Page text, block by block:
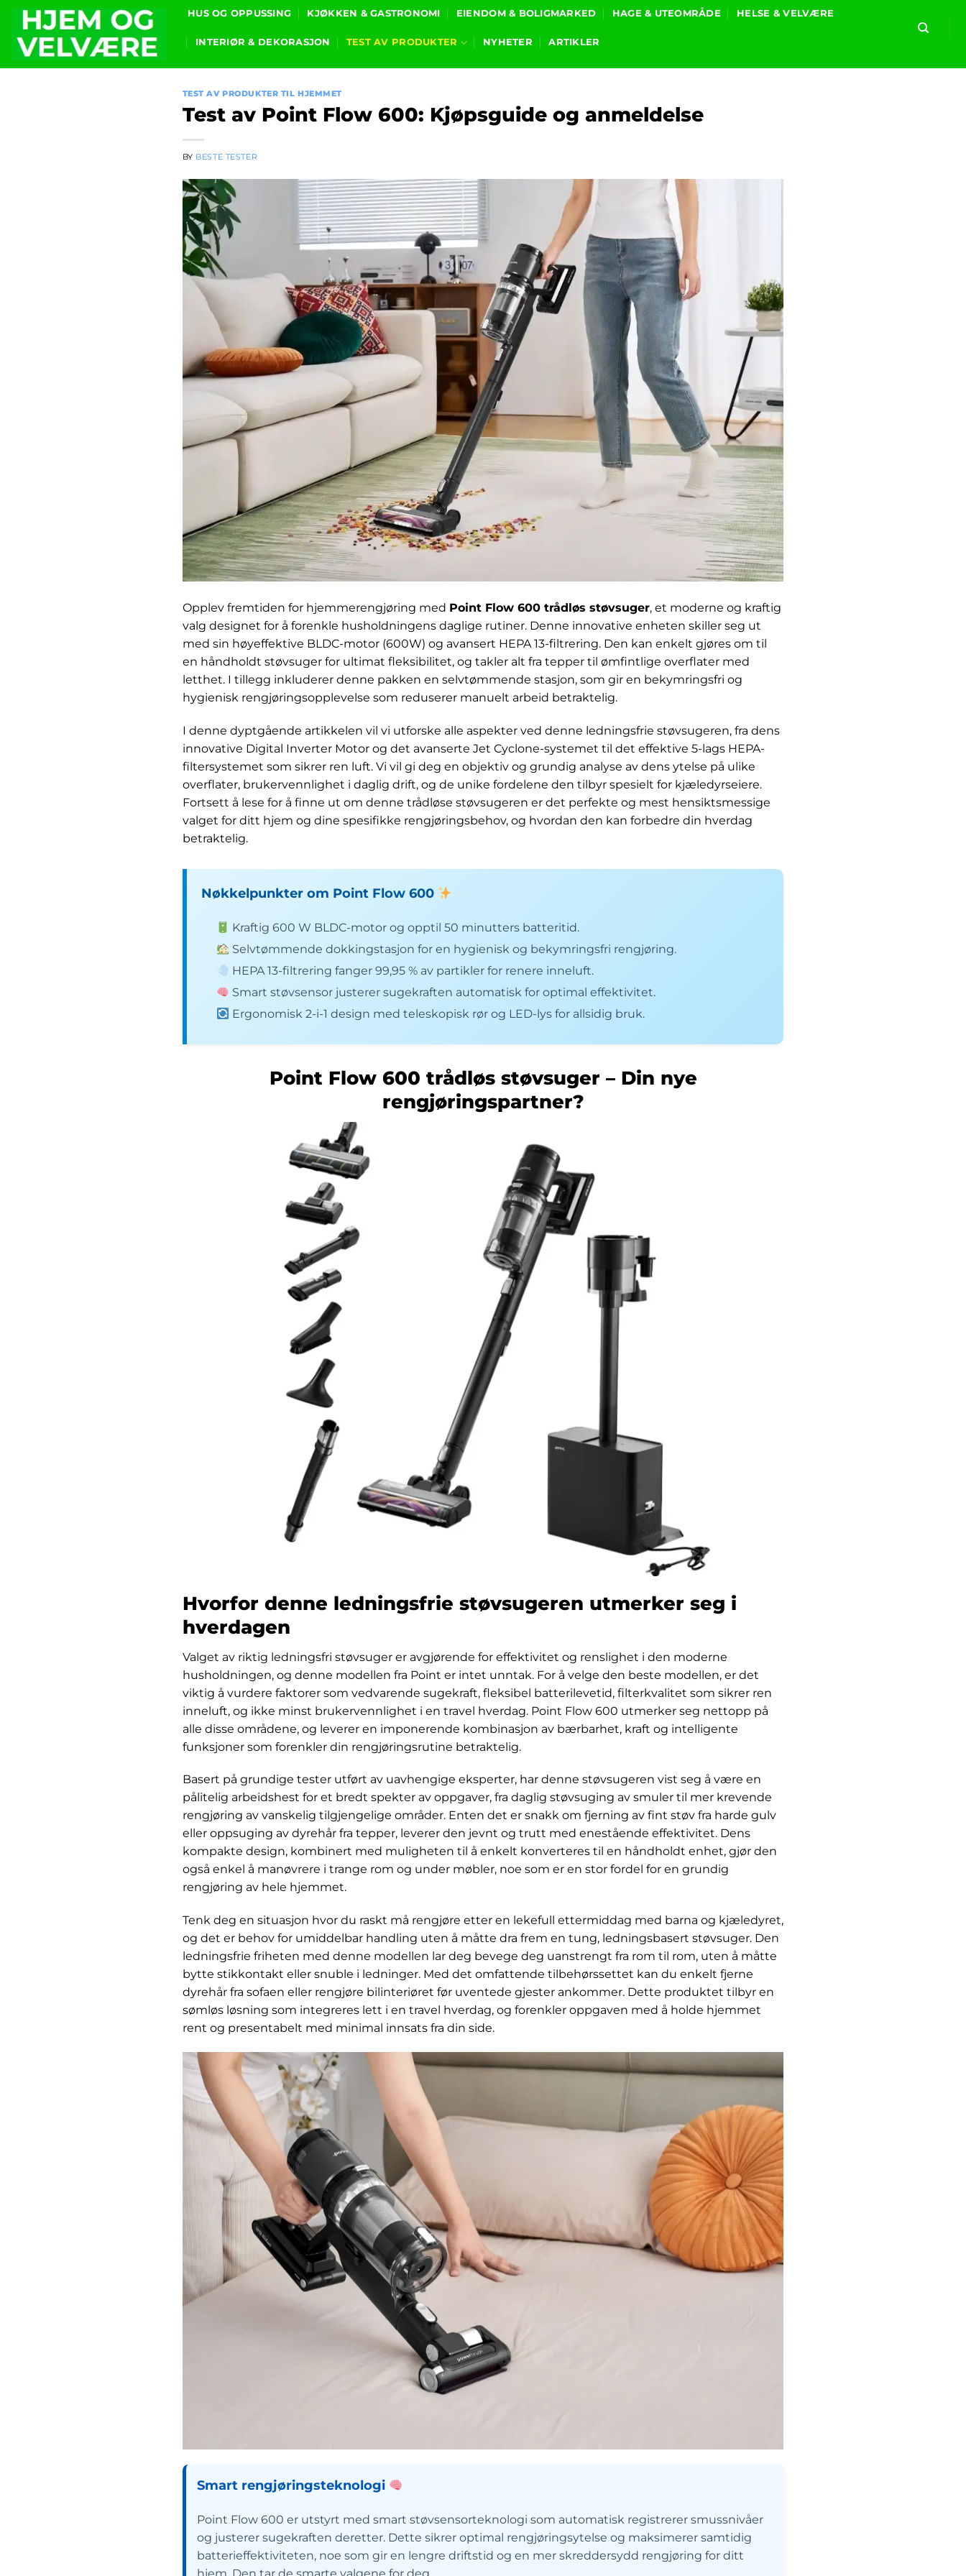
Skip
content
HUS OG OPPUSSING KJØKKEN & GASTRONOMI EIENDOM & BOLIGMARKED HAGE & UTEOMRÅDE HELSE & VELVÆRE
INTERIØR & DEKORASJON TEST AV PRODUKTER NYHETER ARTIKLER
TEST AV PRODUKTER TIL HJEMMET
Test av Point Flow 600: Kjøpsguide og anmeldelse
BY BESTE TESTER
Opplev fremtiden for hjemmerengjøring med Point Flow 600 trådløs støvsuger, et moderne og kraftig
valg designet for å forenkle husholdningens daglige rutiner. Denne innovative enheten skiller seg ut
med sin høyeffektive BLDC-motor (600W) og avansert HEPA 13-filtrering. Den kan enkelt gjøres om til
en håndholdt støvsuger for ultimat fleksibilitet, og takler alt fra tepper til ømfintlige overflater med
letthet. I tillegg inkluderer denne pakken en selvtømmende stasjon, som gir en bekymringsfri og
hygienisk rengjøringsopplevelse som reduserer manuelt arbeid betraktelig.
I denne dyptgående artikkelen vil vi utforske alle aspekter ved denne ledningsfrie støvsugeren, fra dens
innovative Digital Inverter Motor og det avanserte Jet Cyclone-systemet til det effektive 5-lags HEPA-
filtersystemet som sikrer ren luft. Vi vil gi deg en objektiv og grundig analyse av dens ytelse på ulike
overflater, brukervennlighet i daglig drift, og de unike fordelene den tilbyr spesielt for kjæledyrseiere.
Fortsett å lese for å finne ut om denne trådløse støvsugeren er det perfekte og mest hensiktsmessige
valget for ditt hjem og dine spesifikke rengjøringsbehov, og hvordan den kan forbedre din hverdag
betraktelig.
Nøkkelpunkter om Point Flow 600
Kraftig 600 W BLDC-motor og opptil 50 minutters batteritid.
Selvtømmende dokkingstasjon for en hygienisk og bekymringsfri rengjøring.
HEPA 13-filtrering fanger 99,95 % av partikler for renere inneluft.
Smart støvsensor justerer sugekraften automatisk for optimal effektivitet.
Ergonomisk 2-i-1 design med teleskopisk rør og LED-lys for allsidig bruk.
Point Flow 600 trådløs støvsuger – Din nye
rengjøringspartner?
Hvorfor denne ledningsfrie støvsugeren utmerker seg i
hverdagen
Valget av riktig ledningsfri støvsuger er avgjørende for effektivitet og renslighet i den moderne
husholdningen, og denne modellen fra Point er intet unntak. For å velge den beste modellen, er det
viktig å vurdere faktorer som vedvarende sugekraft, fleksibel batterilevetid, filterkvalitet som sikrer ren
inneluft, og ikke minst brukervennlighet i en travel hverdag. Point Flow 600 utmerker seg nettopp på
alle disse områdene, og leverer en imponerende kombinasjon av bærbarhet, kraft og intelligente
funksjoner som forenkler din rengjøringsrutine betraktelig.
Basert på grundige tester utført av uavhengige eksperter, har denne støvsugeren vist seg å være en
pålitelig arbeidshest for et bredt spekter av oppgaver, fra daglig støvsuging av smuler til mer krevende
rengjøring av vanskelig tilgjengelige områder. Enten det er snakk om fjerning av fint støv fra harde gulv
eller oppsuging av dyrehår fra tepper, leverer den jevnt og trutt med enestående effektivitet. Dens
kompakte design, kombinert med muligheten til å enkelt konverteres til en håndholdt enhet, gjør den
også enkel å manøvrere i trange rom og under møbler, noe som er en stor fordel for en grundig
rengjøring av hele hjemmet.
Tenk deg en situasjon hvor du raskt må rengjøre etter en lekefull ettermiddag med barna og kjæledyret,
og det er behov for umiddelbar handling uten å måtte dra frem en tung, ledningsbasert støvsuger. Den
ledningsfrie friheten med denne modellen lar deg bevege deg uanstrengt fra rom til rom, uten å måtte
bytte stikkontakt eller snuble i ledninger. Med det omfattende tilbehørssettet kan du enkelt fjerne
dyrehår fra sofaen eller rengjøre bilinteriøret før uventede gjester ankommer. Dette produktet tilbyr en
sømløs løsning som integreres lett i en travel hverdag, og forenkler oppgaven med å holde hjemmet
rent og presentabelt med minimal innsats fra din side.
Smart rengjøringsteknologi
Point Flow 600 er utstyrt med smart støvsensorteknologi som automatisk registrerer smussnivåer
og justerer sugekraften deretter. Dette sikrer optimal rengjøringsytelse og maksimerer samtidig
batterieffektiviteten, noe som gir en lengre driftstid og en mer skreddersydd rengjøring for ditt